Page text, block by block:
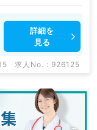
詳細を
見る
求人No. : 926125